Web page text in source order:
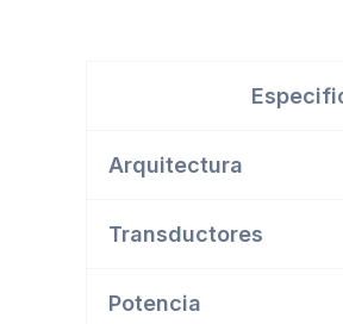
Arquitectura
Transductores
Potencia